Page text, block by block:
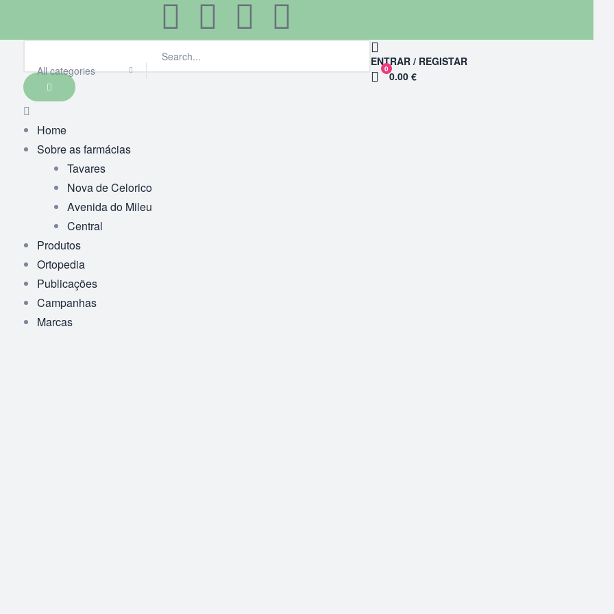
All categories
ENTRAR / REGISTAR
0
0.00 €
Home
Sobre as farmácias
Tavares
Nova de Celorico
Avenida do Mileu
Central
Produtos
Ortopedia
Publicações
Campanhas
Marcas